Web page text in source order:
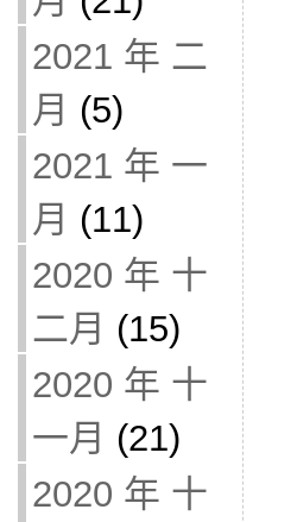
2021 年 二
月 (5)
2021 年 一
月 (11)
2020 年 十
二月 (15)
2020 年 十
一月 (21)
2020 年 十